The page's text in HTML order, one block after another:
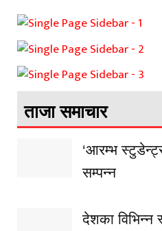
ताजा समाचार
‘आरम्भ
सम्पन्न
देशका विभिन्न